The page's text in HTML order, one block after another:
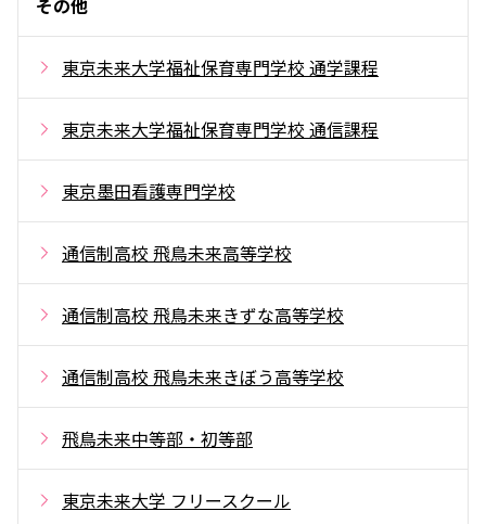
その他
東京未来大学福祉保育専門学校 通学課程
東京未来大学福祉保育専門学校 通信課程
東京墨田看護専門学校
通信制高校 飛鳥未来高等学校
通信制高校 飛鳥未来きずな高等学校
通信制高校 飛鳥未来きぼう高等学校
飛鳥未来中等部・初等部
東京未来大学 フリースクール